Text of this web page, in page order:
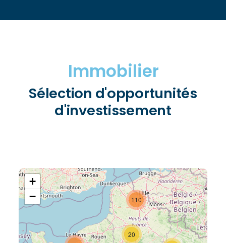
Immobilier
Sélection d'opportunités
d'investissement